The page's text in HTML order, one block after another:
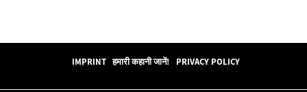
IMPRINT हमारी कहानी जानें! PRIVACY POLICY